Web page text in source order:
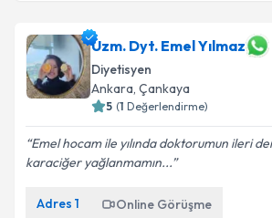
Uzm. Dyt. Emel Yılmaz
Diyetisyen
Ankara, Çankaya
5 (1 Değerlendirme)
Emel hocam ile yılında doktorumun ileri
karaciğer yağlanmamın...
Adres 1 Online Görüşme